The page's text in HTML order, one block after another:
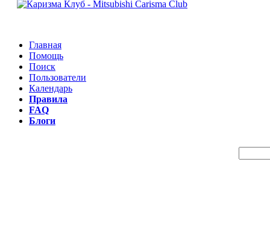
Главная
Помощь
Поиск
Пользователи
Календарь
Правила
FAQ
Блоги